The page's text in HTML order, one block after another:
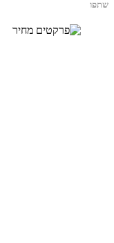
שתפו